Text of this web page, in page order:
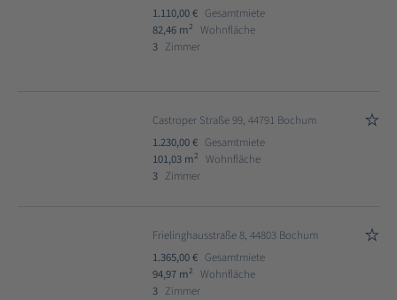
1.110,00 € Gesamtmiete
82,46 m2
Wohnfläche
3 Zimmer
Castroper Straße 99, 44791 Bochum
1.230,00 € Gesamtmiete
101,03 m2
Wohnfläche
3 Zimmer
Frielinghausstraße 8, 44803 Bochum
1.365,00 € Gesamtmiete
94,97 m2
Wohnfläche
3 Zimmer